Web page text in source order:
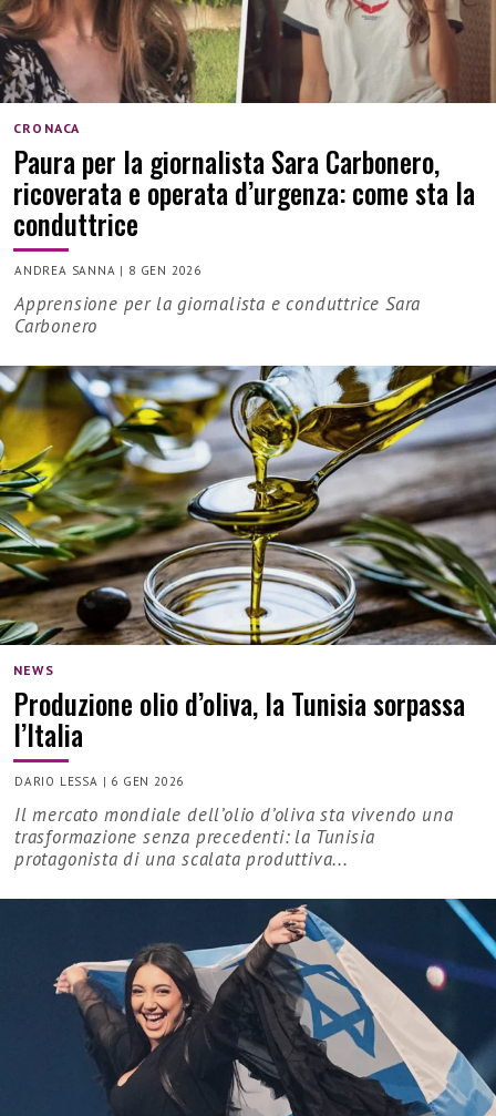
CRONACA
Paura per la giornalista Sara Carbonero,
ricoverata e operata d’urgenza: come sta la
conduttrice
ANDREA SANNA | 8 GEN 2026
Apprensione per la giornalista e conduttrice Sara
Carbonero
NEWS
Produzione olio d’oliva, la Tunisia sorpassa
l’Italia
DARIO LESSA | 6 GEN 2026
Il mercato mondiale dell’olio d’oliva sta vivendo una
trasformazione senza precedenti: la Tunisia
protagonista di una scalata produttiva...